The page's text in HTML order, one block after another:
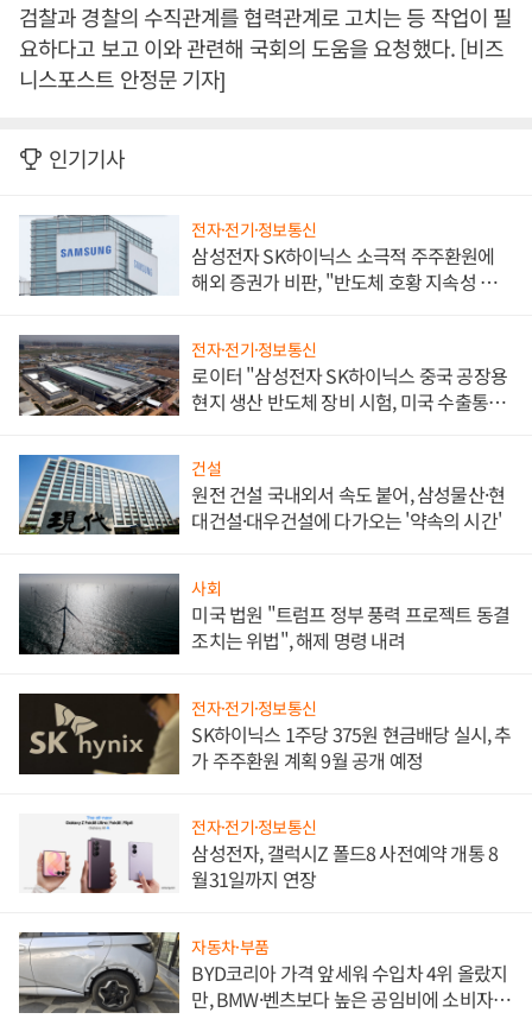
검찰과 경찰의 수직관계를 협력관계로 고치는 등 작업이 필
요하다고 보고 이와 관련해 국회의 도움을 요청했다. [비즈
니스포스트 안정문 기자]
인기기사
전자·전기·정보통신
삼성전자 SK하이닉스 소극적 주주환원에
해외 증권가 비판, "반도체 호황 지속성 의
전자·전기·정보통신
로이터 "삼성전자 SK하이닉스 중국 공장용
현지 생산 반도체 장비 시험, 미국 수출통제
건설
원전 건설 국내외서 속도 붙어, 삼성물산·현
대건설·대우건설에 다가오는 '약속의 시간'
사회
미국 법원 "트럼프 정부 풍력 프로젝트 동결
조치는 위법", 해제 명령 내려
전자·전기·정보통신
SK하이닉스 1주당 375원 현금배당 실시, 추
가 주주환원 계획 9월 공개 예정
전자·전기·정보통신
삼성전자, 갤럭시Z 폴드8 사전예약 개통 8
월31일까지 연장
자동차·부품
BYD코리아 가격 앞세워 수입차 4위 올랐지
만, BMW·벤츠보다 높은 공임비에 소비자